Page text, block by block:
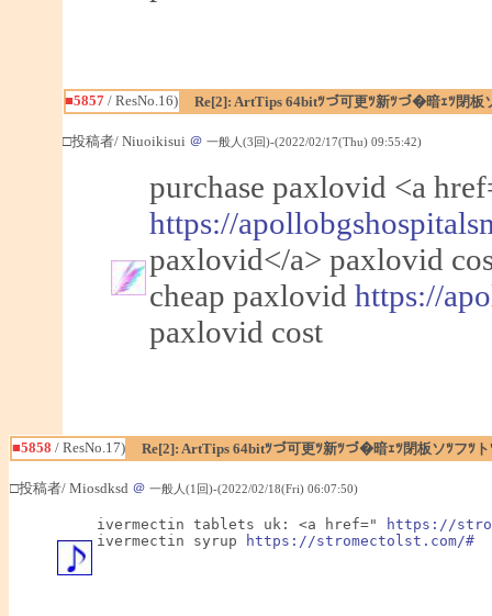
■5857 / ResNo.16) Re[2]: ArtTips 64bitﾂづ可更ﾂ新ﾂづ�暗ｪﾂ閉
□投稿者/ Niuoikisui ＠ 一般人(3回)-(2022/02/17(Thu) 09:55:42)
purchase paxlovid <a
https://
paxlovid</a> paxlovid
cheap paxlovidhttps://
paxlovid cost
■5858 / ResNo.17) Re[2]: ArtTips 64bitﾂづ可更ﾂ新ﾂづ�暗ｪﾂ閉板ソﾂフﾂ
□投稿者/ Miosdksd ＠ 一般人(1回)-(2022/02/18(Fri) 06:07:50)
ivermectin tablets uk: <a href="
https://
ivermectin syrup
https://stromectolst.com/#